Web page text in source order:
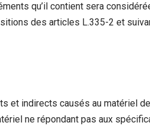
qu’il contient sera
des articles L.335-2 et
et indirects causés au matériel de
ne répondant pas aux